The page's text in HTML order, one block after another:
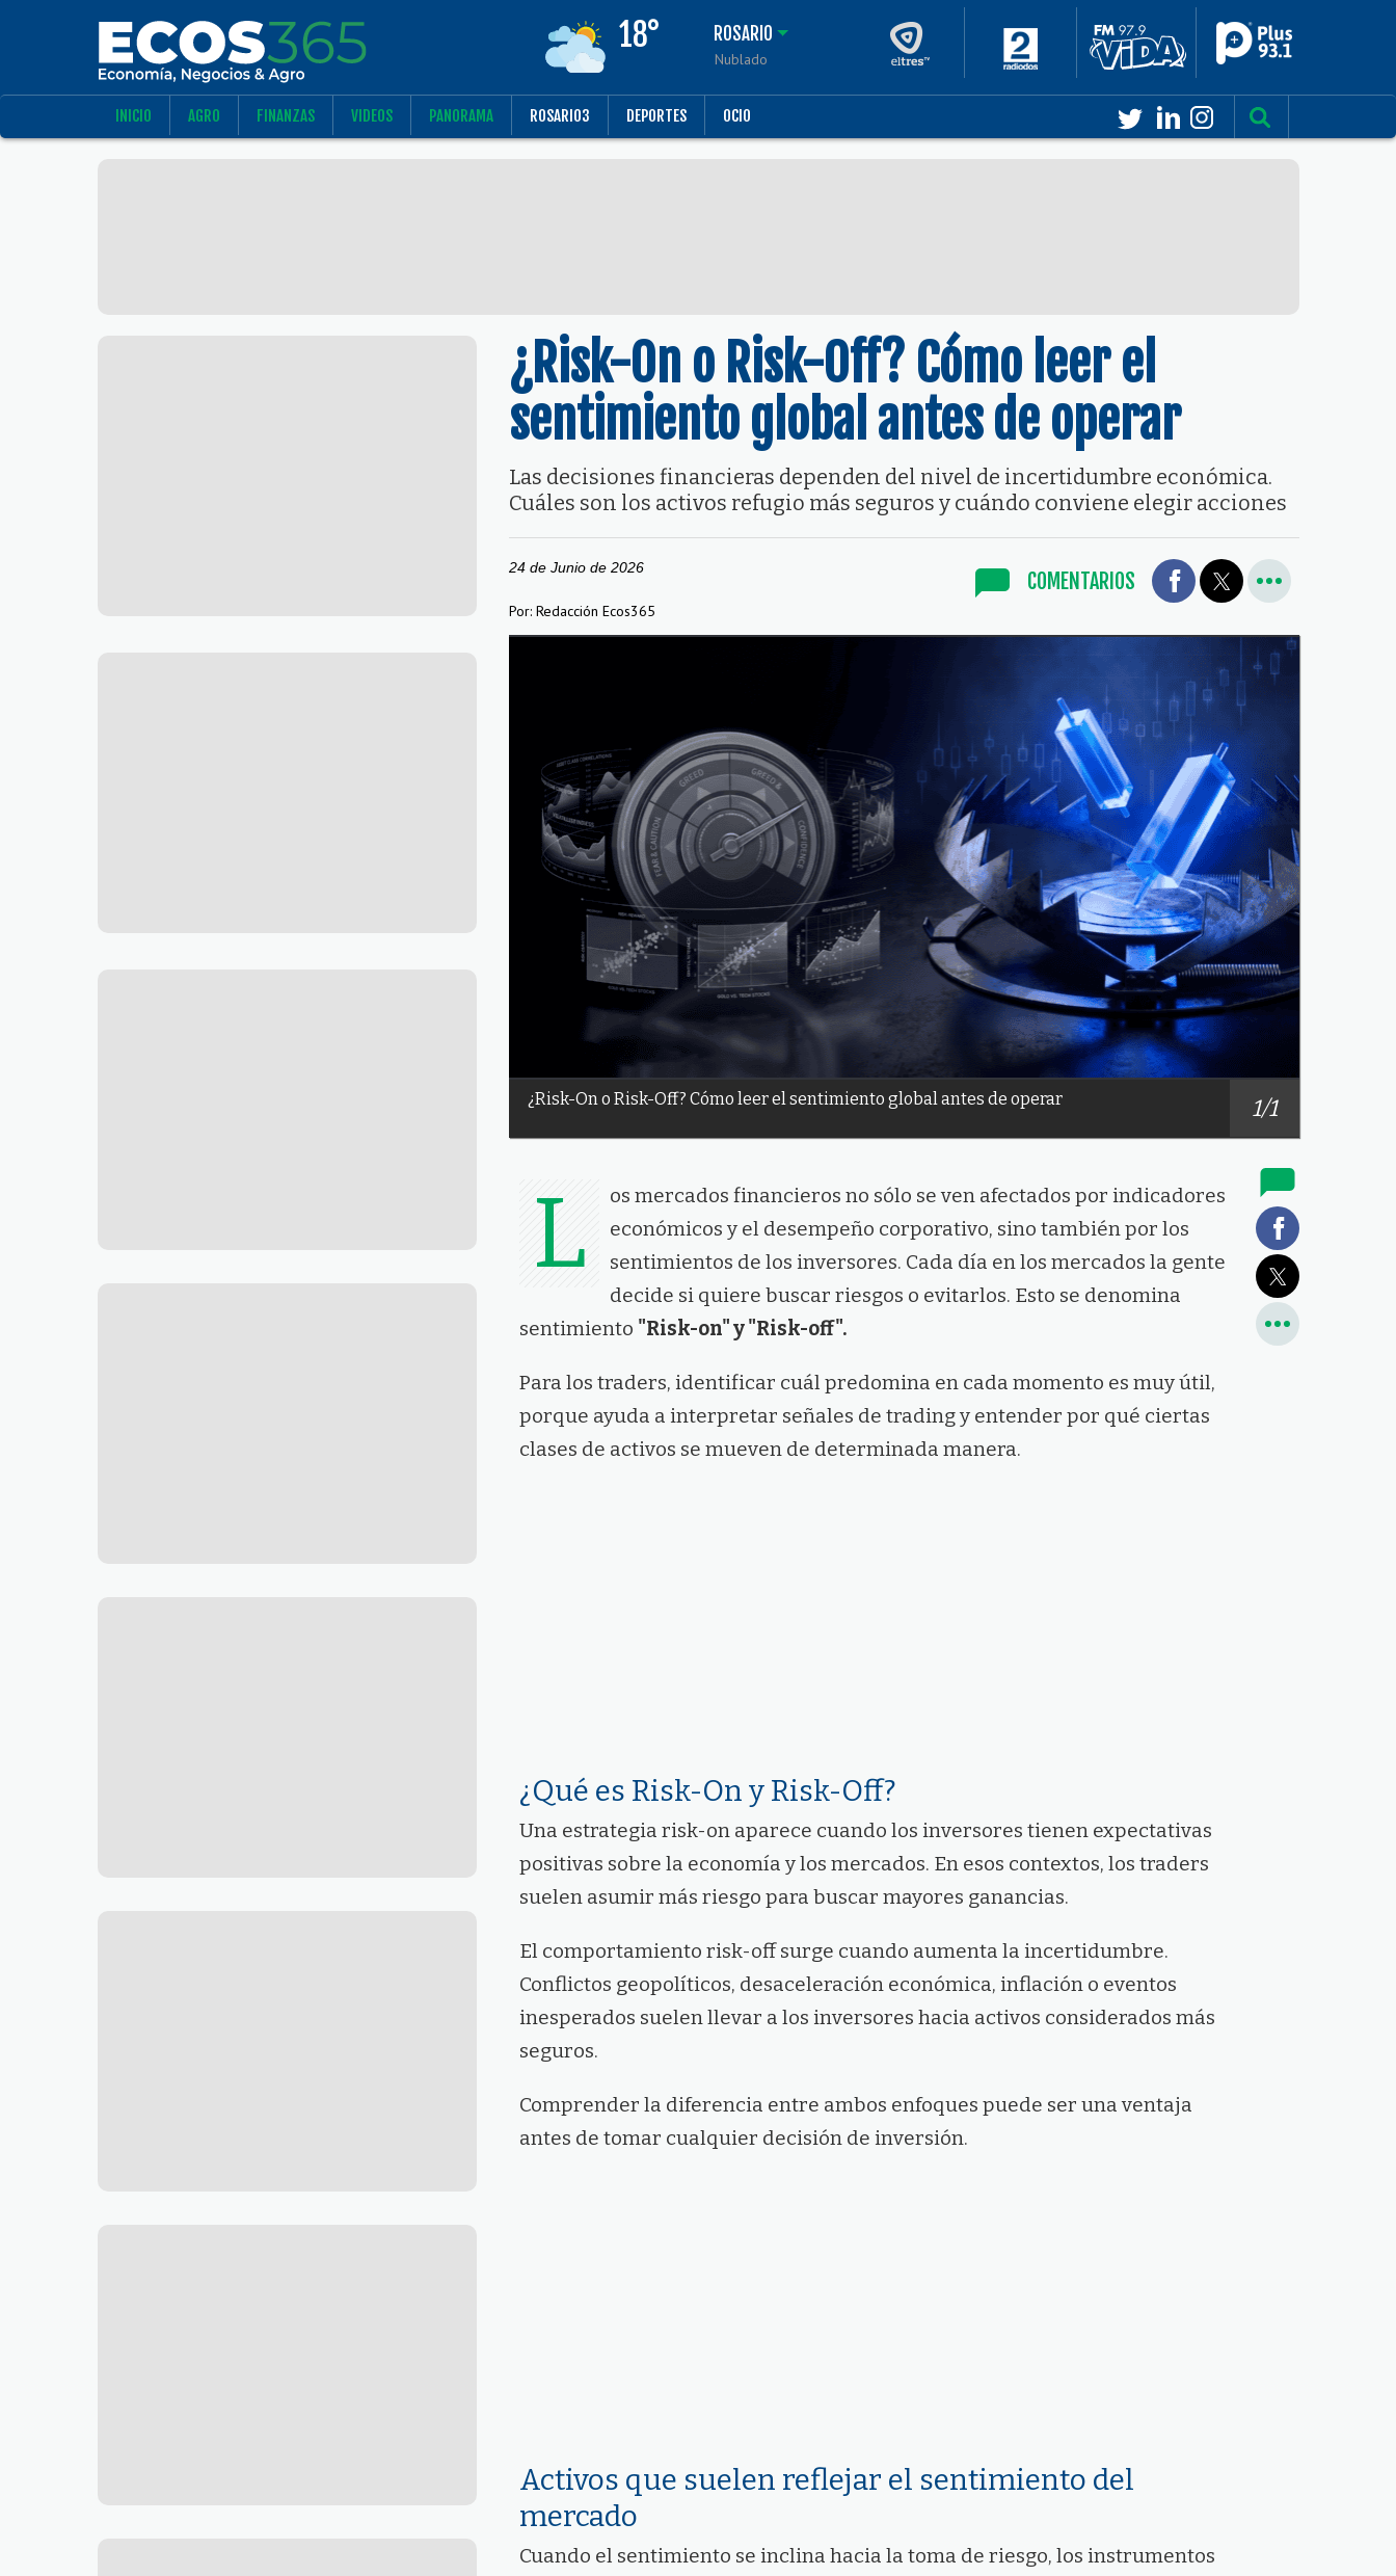
18° ROSARIO
Nublado
INICIO AGRO FINANZAS VIDEOS PANORAMA ROSARIO3 DEPORTES OCIO
¿Risk-On o Risk-Off? Cómo leer el
sentimiento global antes de operar
Las decisiones financieras dependen del nivel de incertidumbre económica.
Cuáles son los activos refugio más seguros y cuándo conviene elegir acciones
24 de Junio de 2026
Por: Redacción Ecos365
COMENTARIOS
¿Risk-On o Risk-Off? Cómo leer el sentimiento global antes de operar 1/1
L
os mercados financieros no sólo se ven afectados por indicadores
económicos y el desempeño corporativo, sino también por los
sentimientos de los inversores. Cada día en los mercados la gente
decide si quiere buscar riesgos o evitarlos. Esto se denomina
sentimiento "Risk-on" y "Risk-off".
Para los traders, identificar cuál predomina en cada momento es muy útil,
porque ayuda a interpretar señales de trading y entender por qué ciertas
clases de activos se mueven de determinada manera.
¿Qué es Risk-On y Risk-Off?
Una estrategia risk-on aparece cuando los inversores tienen expectativas
positivas sobre la economía y los mercados. En esos contextos, los traders
suelen asumir más riesgo para buscar mayores ganancias.
El comportamiento risk-off surge cuando aumenta la incertidumbre.
Conflictos geopolíticos, desaceleración económica, inflación o eventos
inesperados suelen llevar a los inversores hacia activos considerados más
seguros.
Comprender la diferencia entre ambos enfoques puede ser una ventaja
antes de tomar cualquier decisión de inversión.
Activos que suelen reflejar el sentimiento del
mercado
Cuando el sentimiento se inclina hacia la toma de riesgo, los instrumentos